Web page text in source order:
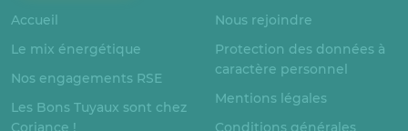
Accueil
Le mix énergétique
Nos engagements RSE
Les Bons Tuyaux sont chez
Coriance !
Nous rejoindre
Protection des données à
caractère personnel
Mentions légales
Conditions générales